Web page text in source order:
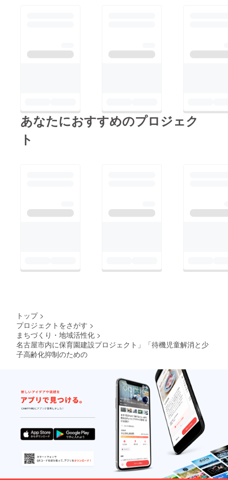
あなたにおすすめのプロジェク
ト
トップ >
プロジェクトをさがす >
まちづくり・地域活性化 >
名古屋市内に保育園建設プロジェクト」「待機児童解消と少
子高齢化抑制のための